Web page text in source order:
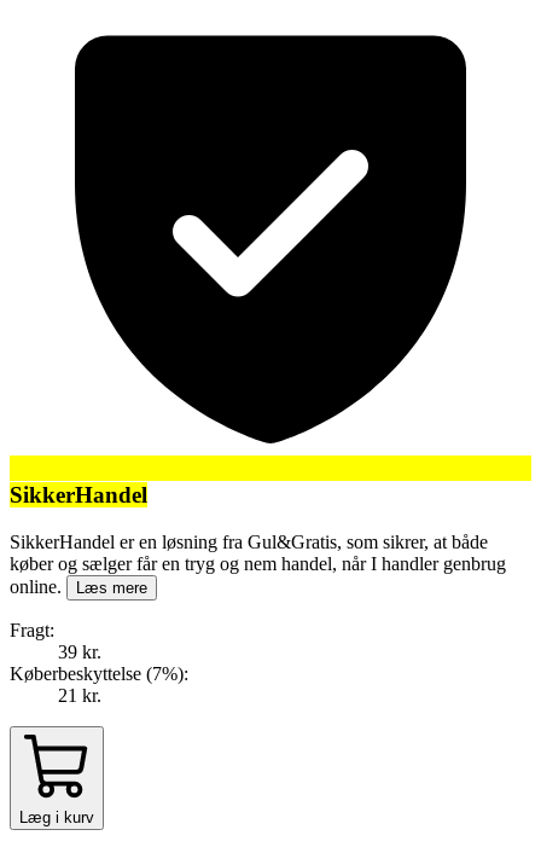
SikkerHandel
SikkerHandel er en løsning fra Gul&Gratis, som sikrer, at både
køber og sælger får en tryg og nem handel, når I handler genbrug
online.
Læs mere
Fragt:
39 kr.
Køberbeskyttelse (7%):
21 kr.
Læg i kurv